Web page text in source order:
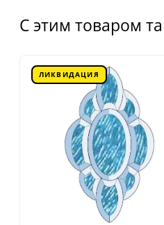
С этим товаром
ЛИКВИДАЦИЯ